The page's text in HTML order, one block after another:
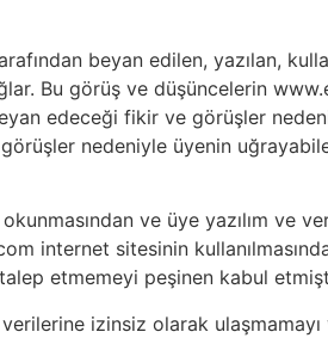
beyan edilen, yazılan,
Bu görüş ve düşüncelerin
edeceği fikir ve görüşler
nedeniyle üyenin
ve üye yazılım ve
internet sitesinin
etmemeyi peşinen kabul
verilerine izinsiz olarak